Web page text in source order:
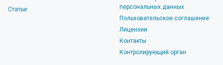
Статьи
персональных данных
Пользовательское соглашение
Лицензии
Контакты
Контролирующий орган